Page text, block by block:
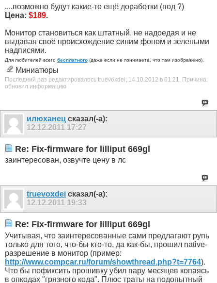
....возможно будут какие-то ещё доработки (под ?)
Цена: $189.
Монитор становиться как штатный, не надоедая и не
выдавая своё происхождение синим фоном и зелеными
надписями.
Для любителей всего бесплатного (даже если не понимаете, что там изображено).
Миниатюры
Последний раз редактировалось truevoxdei; 14.10.2012 в 01:21
Причина:
обновил информацию
илюханец сказал(-а):
12.12.2011 17:27
Re: Fix-firmware for lilliput 669gl
заинтересован, озвучте цену в лс
truevoxdei сказал(-а):
12.12.2011 19:33
Re: Fix-firmware for lilliput 669gl
Учитывая, что заинтересованные сами предлагают рупь
только для того, что-бы кто-то, да как-бы, прошил native-
разрешение в монитор (пример:
http://www.compcar.ru/forum/showthread.php?t=7764).
Что бы пофиксить прошивку убил пару месяцев копаясь
в опкодах "грязного кода". Плюс траты на подопытный